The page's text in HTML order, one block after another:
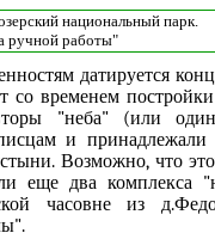
национальный парк.
ручной работы"
датируется
со временем
"неба" (или
и принадлежали
Возможно, что
еще два комплекса
часовне из